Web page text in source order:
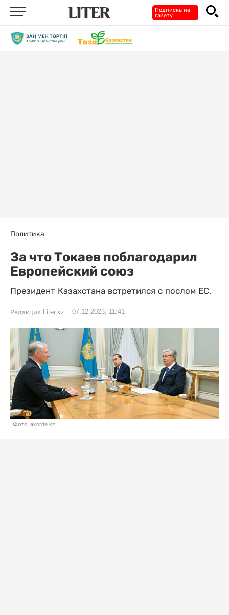
Подписка на
газету
Политика
За что Токаев поблагодарил
Европейский союз
Президент Казахстана встретился с послом ЕС.
Редакция Liter.kz 07.12.2023, 11:41
Фото: akorda.kz